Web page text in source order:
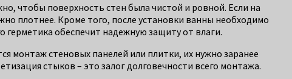
чтобы поверхность стен была чистой и ровной. Если на
плотнее. Кроме того, после установки ванны необходимо
обеспечит надежную защиту от влаги.
монтаж стеновых панелей или плитки, их нужно заранее
стыков – это залог долговечности всего монтажа.